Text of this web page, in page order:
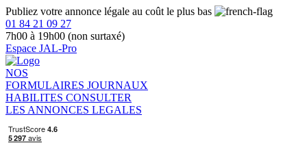
Publiez votre annonce légale au coût le plus bas
01 84 21 09 27
7h00 à 19h00 (non surtaxé)
Espace JAL-Pro
NOS
FORMULAIRES JOURNAUX
HABILITES CONSULTER
LES ANNONCES LEGALES